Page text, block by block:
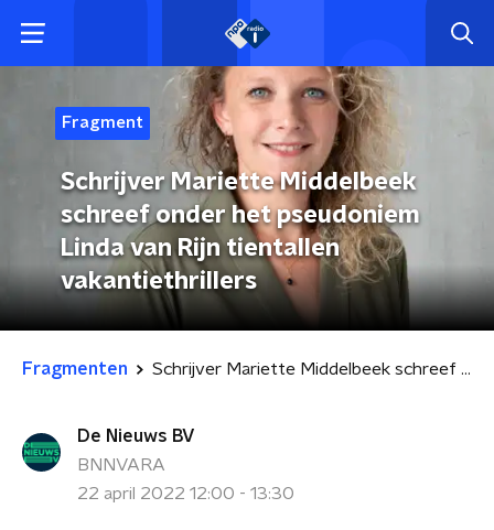
Fragment
Schrijver Mariette Middelbeek
schreef onder het pseudoniem
Linda van Rijn tientallen
vakantiethrillers
Fragmenten Schrijver Mariette Middelbeek schreef onder het pseudoniem Linda van Rijn tientallen vakantiethrillers
De Nieuws BV
BNNVARA
22 april 2022 12:00 - 13:30